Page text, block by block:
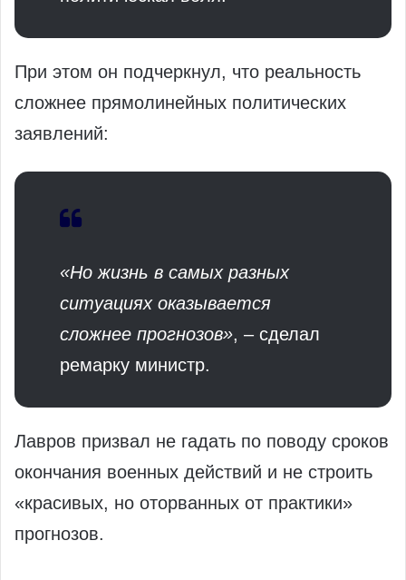
При этом он подчеркнул, что реальность
сложнее прямолинейных политических
заявлений:
«Но жизнь в самых разных
ситуациях оказывается
сложнее прогнозов», – сделал
ремарку министр.
Лавров призвал не гадать по поводу сроков
окончания военных действий и не строить
«красивых, но оторванных от практики»
прогнозов.